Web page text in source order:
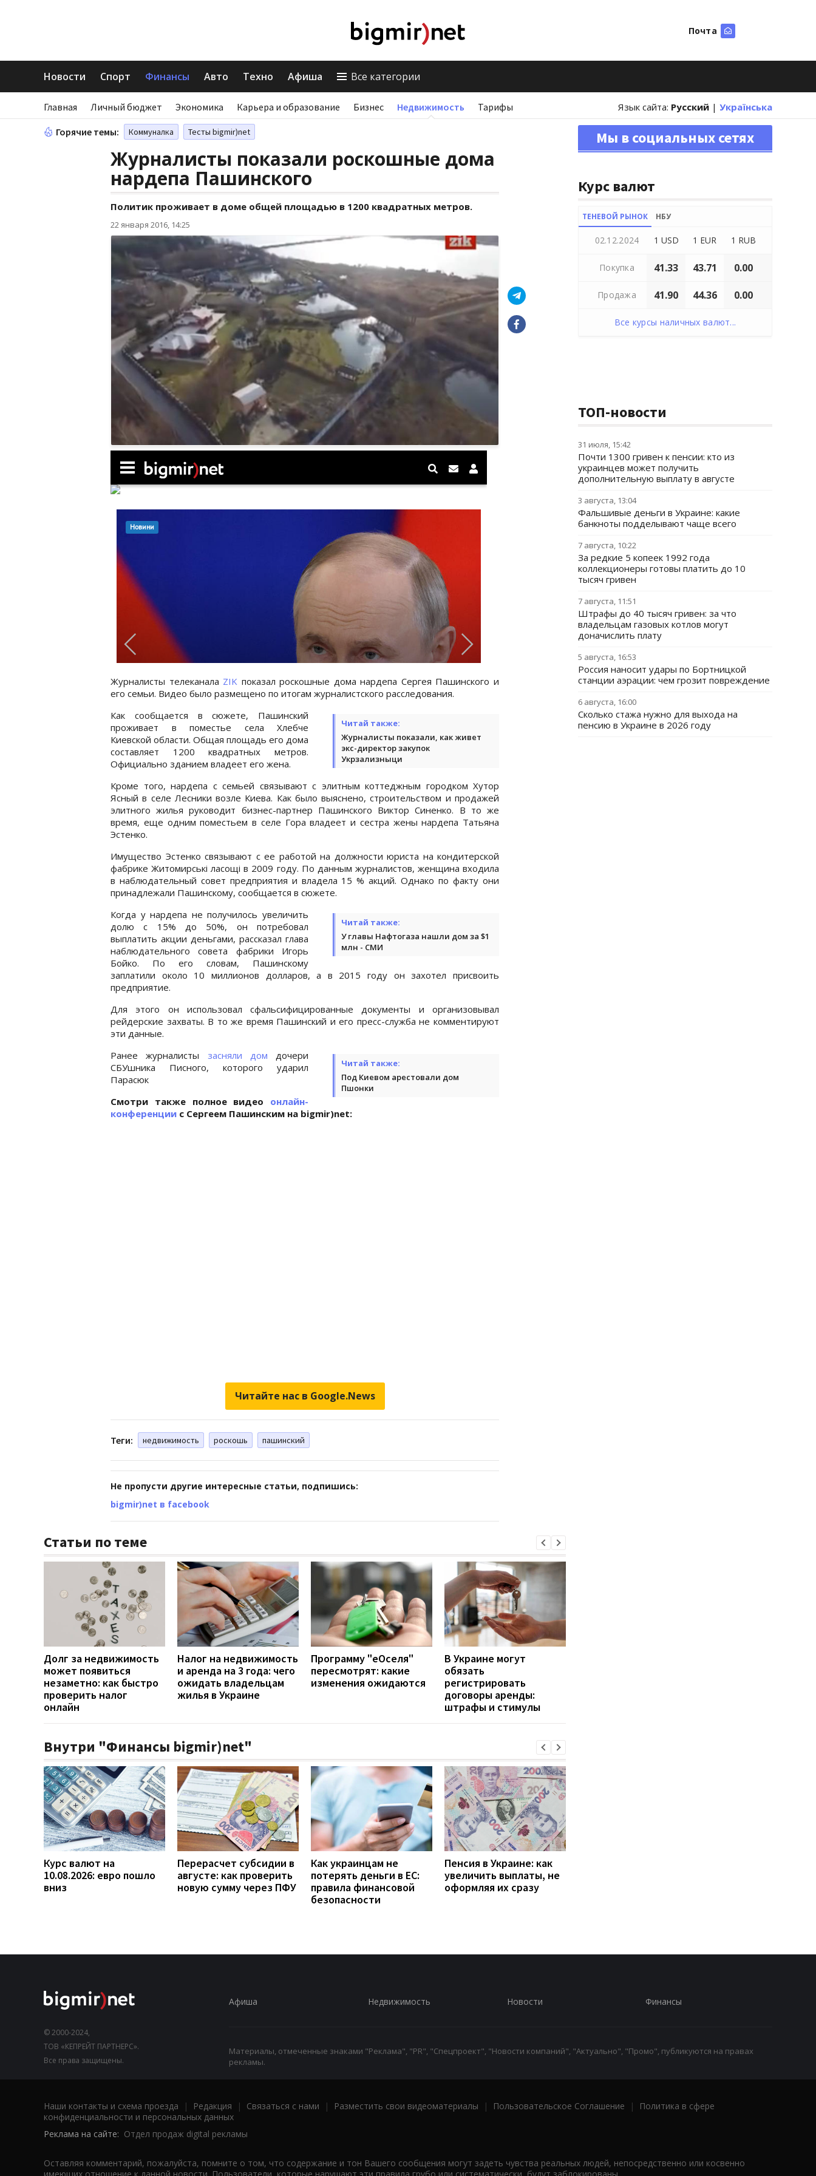
Почта
Новости Спорт Финансы Авто Техно Афиша Все категории
Главная Личный бюджет Экономика Карьера и образование Бизнес Недвижимость Тарифы Язык сайта: Русский | Українська
Горячие темы: Коммуналка Тесты bigmir)net
Журналисты показали роскошные дома
нардепа Пашинского
Политик проживает в доме общей площадью в 1200 квадратных метров.
22 января 2016, 14:25
Журналисты телеканала ZIK показал роскошные дома нардепа Сергея Пашинского и
его семьи. Видео было размещено по итогам журналистского расследования.
Читай также:
Журналисты показали, как живет
экс-директор закупок
Укрзализныци
Как сообщается в сюжете, Пашинский
проживает в поместье села Хлебче
Киевской области. Общая площадь его дома
составляет 1200 квадратных метров.
Официально зданием владеет его жена.
Кроме того, нардепа с семьей связывают с элитным коттеджным городком Хутор
Ясный в селе Лесники возле Киева. Как было выяснено, строительством и продажей
элитного жилья руководит бизнес-партнер Пашинского Виктор Синенко. В то же
время, еще одним поместьем в селе Гора владеет и сестра жены нардепа Татьяна
Эстенко.
Имущество Эстенко связывают с ее работой на должности юриста на кондитерской
фабрике Житомирські ласощі в 2009 году. По данным журналистов, женщина входила
в наблюдательный совет предприятия и владела 15 % акций. Однако по факту они
принадлежали Пашинскому, сообщается в сюжете.
Читай также:
У главы Нафтогаза нашли дом за $1
млн - СМИ
Когда у нардепа не получилось увеличить
долю с 15% до 50%, он потребовал
выплатить акции деньгами, рассказал глава
наблюдательного совета фабрики Игорь
Бойко. По его словам, Пашинскому
заплатили около 10 миллионов долларов, а в 2015 году он захотел присвоить
предприятие.
Для этого он использовал сфальсифицированные документы и организовывал
рейдерские захваты. В то же время Пашинский и его пресс-служба не комментируют
эти данные.
Читай также:
Под Киевом арестовали дом
Пшонки
Ранее журналисты засняли дом дочери
СБУшника Писного, которого ударил
Парасюк
Смотри также полное видео онлайн-
конференции с Сергеем Пашинским на bigmir)net:
Читайте нас в Google.News
Теги: недвижимость роскошь пашинский
Не пропусти другие интересные статьи, подпишись:
bigmir)net в facebook
Статьи по теме
Долг за недвижимость
может появиться
незаметно: как быстро
проверить налог
онлайн
Налог на недвижимость
и аренда на 3 года: чего
ожидать владельцам
жилья в Украине
Программу "еОселя"
пересмотрят: какие
изменения ожидаются
В Украине могут
обязать
регистрировать
договоры аренды:
штрафы и стимулы
Внутри "Финансы bigmir)net"
Курс валют на
10.08.2026: евро пошло
вниз
Перерасчет субсидии в
августе: как проверить
новую сумму через ПФУ
Как украинцам не
потерять деньги в ЕС:
правила финансовой
безопасности
Пенсия в Украине: как
увеличить выплаты, не
оформляя их сразу
Мы в социальных сетях
Курс валют
ТЕНЕВОЙ РЫНОК НБУ
02.12.2024 1 USD 1 EUR 1 RUB
Покупка 41.33 43.71 0.00
Продажа 41.90 44.36 0.00
Все курсы наличных валют...
ТОП-новости
31 июля, 15:42
Почти 1300 гривен к пенсии: кто из
украинцев может получить
дополнительную выплату в августе
3 августа, 13:04
Фальшивые деньги в Украине: какие
банкноты подделывают чаще всего
7 августа, 10:22
За редкие 5 копеек 1992 года
коллекционеры готовы платить до 10
тысяч гривен
7 августа, 11:51
Штрафы до 40 тысяч гривен: за что
владельцам газовых котлов могут
доначислить плату
5 августа, 16:53
Россия наносит удары по Бортницкой
станции аэрации: чем грозит повреждение
6 августа, 16:00
Сколько стажа нужно для выхода на
пенсию в Украине в 2026 году
© 2000-2024,
ТОВ «КЕПРЕЙТ ПАРТНЕРС».
Все права защищены.
Афиша Недвижимость Новости Финансы
Материалы, отмеченные знаками "Реклама", "PR", "Спецпроект", "Новости компаний", "Актуально", "Промо", публикуются на правах
рекламы.
Наши контакты и схема проезда | Редакция | Связаться с нами | Разместить свои видеоматериалы | Пользовательское Соглашение |
Политика в сфере
конфиденциальности и персональных данных
Реклама на сайте: Отдел продаж digital рекламы
Оставляя комментарий, пожалуйста, помните о том, что содержание и тон Вашего сообщения могут задеть чувства реальных людей, непосредственно или косвенно